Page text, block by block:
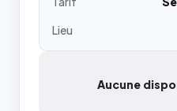
Lieu
Aucune